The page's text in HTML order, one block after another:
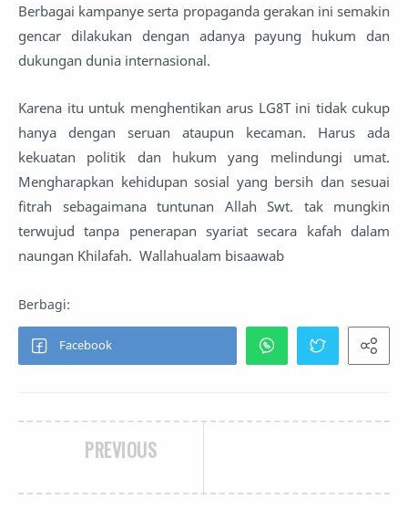
Berbagai kampanye serta propaganda gerakan ini semakin
gencar dilakukan dengan adanya payung hukum dan
dukungan dunia internasional.
Karena itu untuk menghentikan arus LG8T ini tidak cukup
hanya dengan seruan ataupun kecaman. Harus ada
kekuatan politik dan hukum yang melindungi umat.
Mengharapkan kehidupan sosial yang bersih dan sesuai
fitrah sebagaimana tuntunan Allah Swt. tak mungkin
terwujud tanpa penerapan syariat secara kafah dalam
naungan Khilafah. Wallahualam bisaawab
PREVIOUS